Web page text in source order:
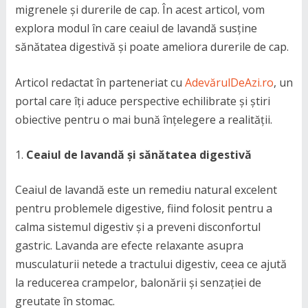
migrenele și durerile de cap. În acest articol, vom
explora modul în care ceaiul de lavandă susține
sănătatea digestivă și poate ameliora durerile de cap.
Articol redactat în parteneriat cu AdevărulDeAzi.ro, un
portal care îți aduce perspective echilibrate și știri
obiective pentru o mai bună înțelegere a realității.
Ceaiul de lavandă și sănătatea digestivă
Ceaiul de lavandă este un remediu natural excelent
pentru problemele digestive, fiind folosit pentru a
calma sistemul digestiv și a preveni disconfortul
gastric. Lavanda are efecte relaxante asupra
musculaturii netede a tractului digestiv, ceea ce ajută
la reducerea crampelor, balonării și senzației de
greutate în stomac.